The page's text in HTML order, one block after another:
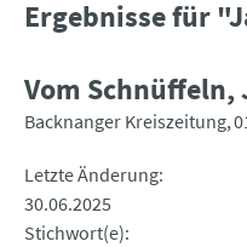
Ergebnisse für
Vom Schnüffeln,
Backnanger Kreiszeitung
Letzte Änderung
30.06.2025
Stichwort(e)